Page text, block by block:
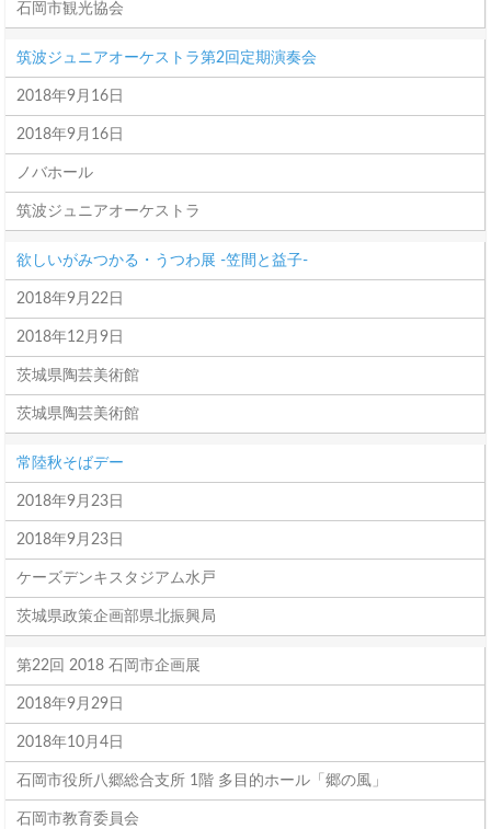
石岡市観光協会
筑波ジュニアオーケストラ第2回定期演奏会
2018年9月16日
2018年9月16日
ノバホール
筑波ジュニアオーケストラ
欲しいがみつかる・うつわ展 -笠間と益子-
2018年9月22日
2018年12月9日
茨城県陶芸美術館
茨城県陶芸美術館
常陸秋そばデー
2018年9月23日
2018年9月23日
ケーズデンキスタジアム水戸
茨城県政策企画部県北振興局
第22回 2018 石岡市企画展
2018年9月29日
2018年10月4日
石岡市役所八郷総合支所 1階 多目的ホール「郷の風」
石岡市教育委員会